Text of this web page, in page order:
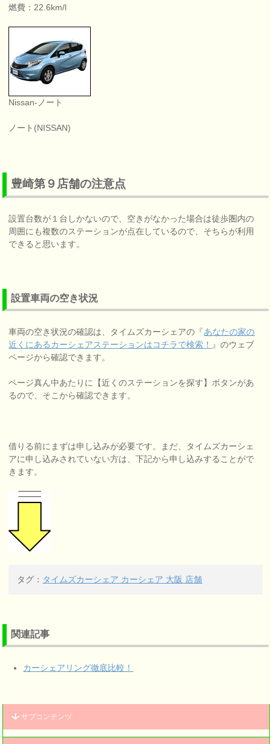
燃費：22.6km/l
Nissan-ノート
ノート(NISSAN)
豊崎第９店舗の注意点
設置台数が１台しかないので、空きがなかった場合は徒歩圏内の
周囲にも複数のステーションが点在しているので、そちらが利用
できると思います。
設置車両の空き状況
車両の空き状況の確認は、タイムズカーシェアの『あなたの家の
近くにあるカーシェアステーションはコチラで検索！ 』のウェブ
ページから確認できます。
ページ真ん中あたりに【近くのステーションを探す】ボタンがあ
るので、そこから確認できます。
借りる前にまずは申し込みが必要です。まだ、タイムズカーシェ
アに申し込みされていない方は、下記から申し込みすることがで
きます。
タグ： タイムズカーシェア カーシェア 大阪 店舗
関連記事
カーシェアリング徹底比較！
サブコンテンツ